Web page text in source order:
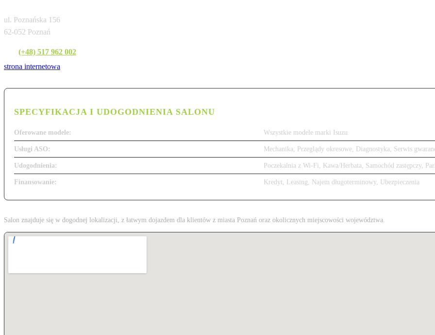
ul. Poznańska 156
62-052 Poznań
(+48) 517 962 002
strona internetowa
SPECYFIKACJA I UDOGODNIENIA SALONU
Oferowane modele: Wszystkie modele marki Isuzu
Usługi ASO: Mechanika, Przeglądy okresowe, Diagnostyka, Serwis
Udogodnienia: Poczekalnia z Wi-Fi, Kawa/Herbata, Samochód zastępczy,
Finansowanie: Kredyt, Leasing, Najem długoterminowy, Ubezpieczenia
Salon znajduje się w dogodnej lokalizacji, z łatwym dojazdem dla klientów z miasta Poznań oraz okolicznych miejscowości województwa.